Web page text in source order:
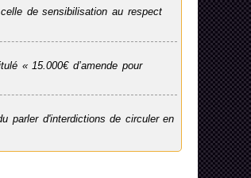
de sensibilisation au respect
« 15.000€ d’amende pour
parler d'interdictions de circuler en